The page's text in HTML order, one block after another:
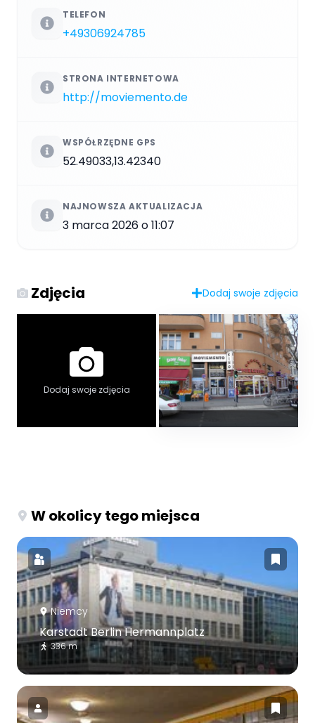
TELEFON
+49306924785
STRONA INTERNETOWA
http://moviemento.de
WSPÓŁRZĘDNE GPS
52.49033,13.42340
NAJNOWSZA AKTUALIZACJA
3 marca 2026 o 11:07
Zdjęcia Dodaj swoje zdjęcia
Dodaj swoje zdjęcia
W okolicy tego miejsca
Niemcy
Karstadt Berlin Hermannplatz
336 m